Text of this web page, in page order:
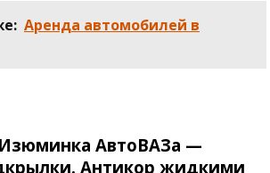
Аренда автомобилей в
АвтоВАЗа —
Антикор жидкими